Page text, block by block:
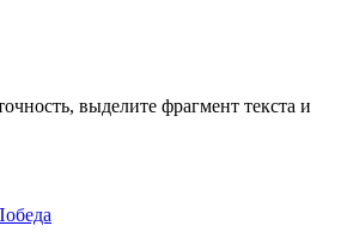
выделите фрагмент текста и